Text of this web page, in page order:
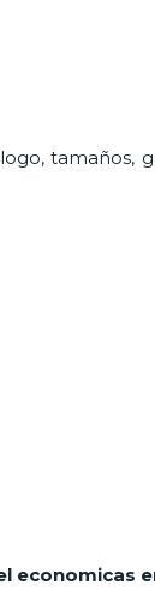
tamaños,
economicas